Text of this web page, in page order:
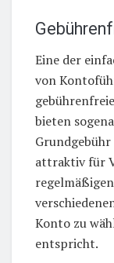
Eine der
von
bieten
Grundgebühr
attraktiv für
Konto zu
entspricht.